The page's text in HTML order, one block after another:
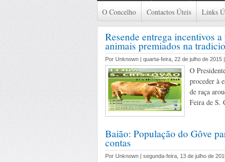
O Concelho
Contactos Úteis Links
Resende entrega incentivos
animais premiados na
Por Unknown | quarta-feira, 22 de julho de 2015
O
proceder à
de raça
Feira de S.
Baião: População do Gôve
contas
Por Unknown | segunda-feira, 13 de julho de